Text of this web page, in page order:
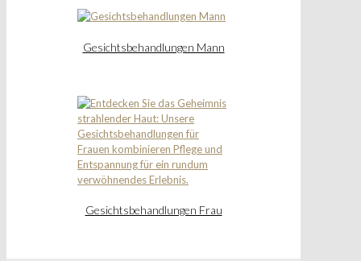
Gesichtsbehandlungen Mann
Gesichtsbehandlungen Frau